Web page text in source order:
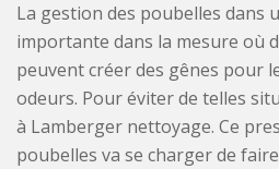
La gestion des poubelles dans
importante dans la mesure où
peuvent créer des gênes pour
odeurs. Pour éviter de telles
à Lamberger nettoyage. Ce
poubelles va se charger de